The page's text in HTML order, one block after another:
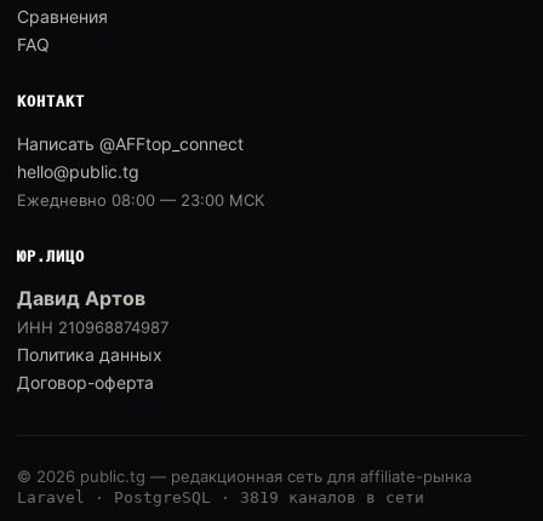
Сравнения
FAQ
КОНТАКТ
Написать @AFFtop_connect
hello@public.tg
Ежедневно 08:00 — 23:00 МСК
ЮР.ЛИЦО
Давид Артов
ИНН 210968874987
Политика данных
Договор-оферта
© 2026 public.tg — редакционная сеть для affiliate-рынка
Laravel · PostgreSQL · 3819 каналов в сети